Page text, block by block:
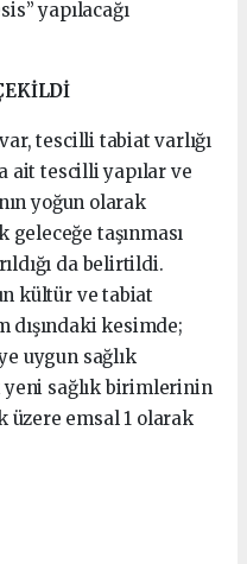
yapılacağı
tescilli tabiat varlığı
ait tescilli yapılar ve
yoğun olarak
taşınması
da belirtildi.
kültür ve tabiat
dışındaki kesimde;
uygun sağlık
yeni sağlık birimlerinin
üzere emsal 1 olarak